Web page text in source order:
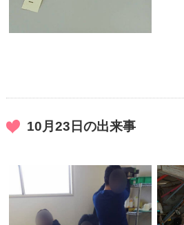
10月23日の出来事